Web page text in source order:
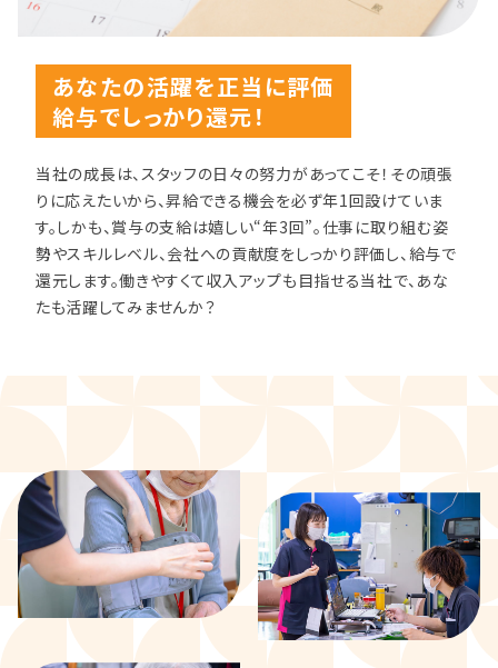
あなたの活躍を正当に評価
給与でしっかり還元！
当社の成長は、スタッフの日々の努力があってこそ！その頑張
りに応えたいから、昇給できる機会を必ず年1回設けていま
す。しかも、賞与の支給は嬉しい“年3回”。仕事に取り組む姿
勢やスキルレベル、会社への貢献度をしっかり評価し、給与で
還元します。働きやすくて収入アップも目指せる当社で、あな
たも活躍してみませんか？